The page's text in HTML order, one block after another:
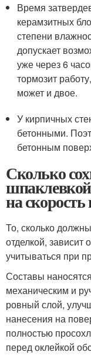
Время
керамзитных
степени
допускает
уже через 6
тормозит
может и двое.
У кирпичных
бетонными.
бетонным
Сколько
на
То, сколько
отделкой,
учитываться при
Составы
механическим и
ровный слой,
нанесения на
полностью
перед оклейкой